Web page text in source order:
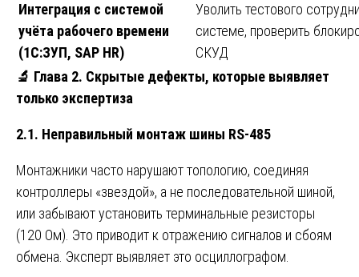
Интеграция с системой
учёта рабочего времени
(1С:ЗУП, SAP HR)
Уволить тестового
системе, проверить
СКУД
🔬 Глава 2. Скрытые дефекты, которые выявляет
только экспертиза
2.1. Неправильный монтаж шины RS-485
Монтажники часто нарушают топологию, соединяя
контроллеры «звездой», а не последовательной шиной,
или забывают установить терминальные резисторы
(120 Ом). Это приводит к отражению сигналов и сбоям
обмена. Эксперт выявляет это осциллографом.